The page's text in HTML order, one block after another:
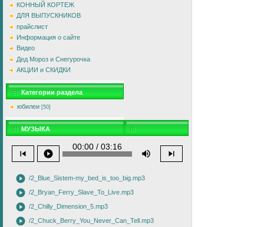
КОННЫЙ КОРТЕЖ
ДЛЯ ВЫПУСКНИКОВ
прайслист
Информация о сайте
Видео
Дед Мороз и Снегурочка
АКЦИИ и СКИДКИ
Категории раздела
юбилеи [50]
МУЗЫКА
skip_previous play_circle
00:00 / 03:16
volume_up skip_next
play_circle /2_Blue_Sistem-my_bed_is_too_big.mp3
play_circle /2_Bryan_Ferry_Slave_To_Live.mp3
play_circle /2_Chilly_Dimension_5.mp3
play_circle /2_Chuck_Berry_You_Never_Can_Tell.mp3